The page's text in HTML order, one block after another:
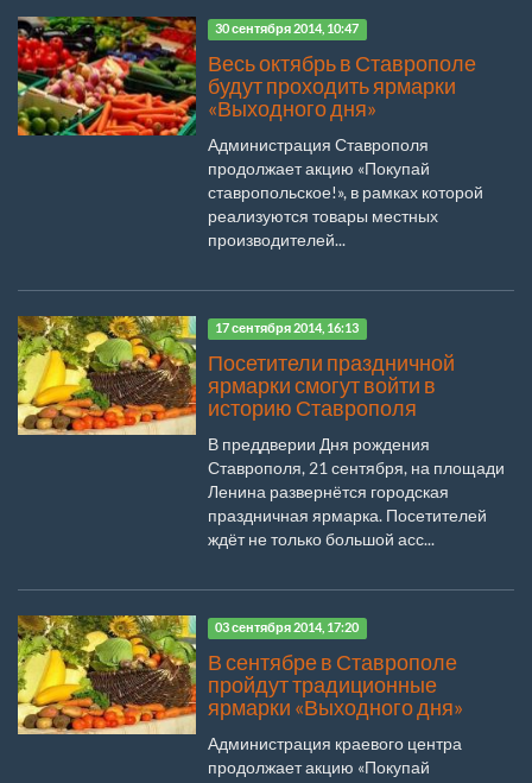
30 сентября 2014, 10:47
Весь октябрь в Ставрополе
будут проходить ярмарки
«Выходного дня»
Администрация Ставрополя
продолжает акцию «Покупай
ставропольское!», в рамках которой
реализуются товары местных
производителей...
17 сентября 2014, 16:13
Посетители праздничной
ярмарки смогут войти в
историю Ставрополя
В преддверии Дня рождения
Ставрополя, 21 сентября, на площади
Ленина развернётся городская
праздничная ярмарка. Посетителей
ждёт не только большой асс...
03 сентября 2014, 17:20
В сентябре в Ставрополе
пройдут традиционные
ярмарки «Выходного дня»
Администрация краевого центра
продолжает акцию «Покупай